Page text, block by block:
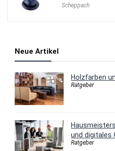
Scheppach
Neue Artikel
Holzfarben
Ratgeber
und digitales
Ratgeber